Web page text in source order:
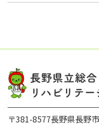
〒381-8577長野県長野